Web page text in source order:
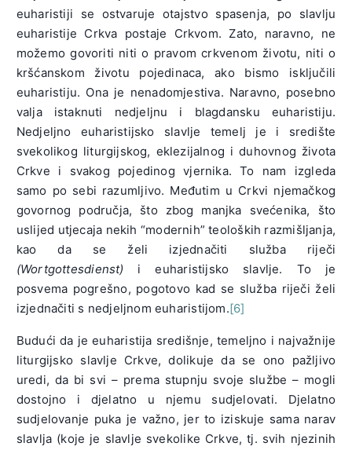
euharistiji se ostvaruje otajstvo spasenja, po slavlju
euharistije Crkva postaje Crkvom. Zato, naravno, ne
možemo govoriti niti o pravom crkvenom životu, niti o
kršćanskom životu pojedinaca, ako bismo isključili
euharistiju. Ona je nenadomjestiva. Naravno, posebno
valja istaknuti nedjeljnu i blagdansku euharistiju.
Nedjeljno euharistijsko slavlje temelj je i središte
svekolikog liturgijskog, eklezijalnog i duhovnog života
Crkve i svakog pojedinog vjernika. To nam izgleda
samo po sebi razumljivo. Međutim u Crkvi njemačkog
govornog područja, što zbog manjka svećenika, što
uslijed utjecaja nekih “modernih” teoloških razmišljanja,
kao da se želi izjednačiti služba riječi
(Wortgottesdienst) i euharistijsko slavlje. To je
posvema pogrešno, pogotovo kad se služba riječi želi
izjednačiti s nedjeljnom euharistijom.[6]
Budući da je euharistija središnje, temeljno i najvažnije
liturgijsko slavlje Crkve, dolikuje da se ono pažljivo
uredi, da bi svi – prema stupnju svoje službe – mogli
dostojno i djelatno u njemu sudjelovati. Djelatno
sudjelovanje puka je važno, jer to iziskuje sama narav
slavlja (koje je slavlje svekolike Crkve, tj. svih njezinih